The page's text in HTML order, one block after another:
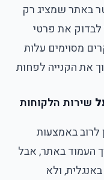
באתר שמציג רק
לבדוק את פרטי
מסוימים עלות
את הקנייה לפחות
שירות הלקוחות
לרוב באמצעות
העמוד באתר, אבל
ולא